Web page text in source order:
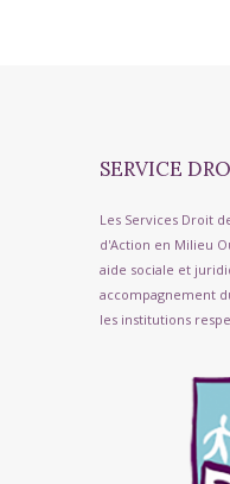
SERVICE
Les Services Droit
d'Action en Milieu
aide sociale et
accompagnement
les institutions